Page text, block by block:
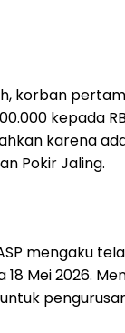
korban
kepada
karena
Pokir Jaling.
mengaku
Mei 2026.